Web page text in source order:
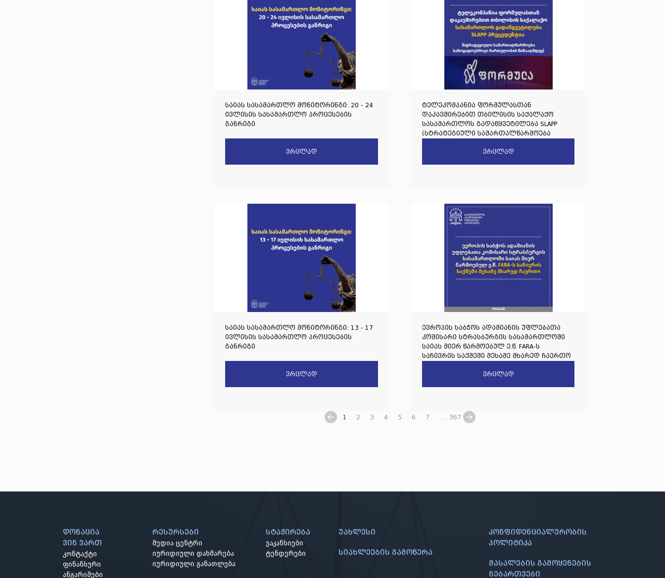
საიას სასამართლო მონიტორინგი: 20 - 24
ივლისის სასამართლო პროცესების
განრიგი
ვრცლად
ტელეკომპანია ფორმულასთან
დაკავშირებით თბილისის საქალაქო
სასამართლოს გადაწყვეტილება SLAPP
(სტრატეგიული სამართალწარმოება
წინააღმდეგ) პრეცედენტია
ვრცლად
საიას სასამართლო მონიტორინგი: 13 - 17
ივლისის სასამართლო პროცესების
განრიგი
ვრცლად
ევროპის საბჭოს ადამიანის უფლებათა
კომისარი სტრასბურგის სასამართლოში
საიას მიერ წარმოებულ ე.წ. FARA-ს
საჩივრის საქმეში მესამე მხარედ ჩაერთო
ვრცლად
1 2 3 4 5 6 7 367
დონაცია
ვინ ვართ
კონტაქტი
ფინანსური
ანგარიშები
რესურსები
მედია ცენტრი
იურიდიული დახმარება
იურიდიული განათლება
სტაჟირება
ვაკანსიები
ტენდერები
უახლესი
სიახლეების გამოწერა
კონფიდენციალურობის
პოლიტიკა
მასალების გამოყენების
ნებართვები